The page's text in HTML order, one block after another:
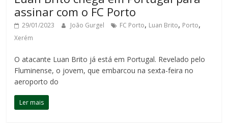
assinar com o FC Porto
29/01/2023 João Gurgel FC Porto, Luan Brito, Porto,
Xerém
O atacante Luan Brito já está em Portugal. Revelado pelo
Fluminense, o jovem, que embarcou na sexta-feira no
aeroporto do
Ler mais